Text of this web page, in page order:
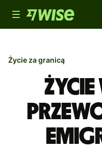
Toggle
navigation
Życie za granicą
Życie